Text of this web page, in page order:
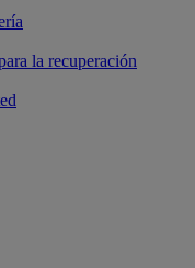
la recuperación